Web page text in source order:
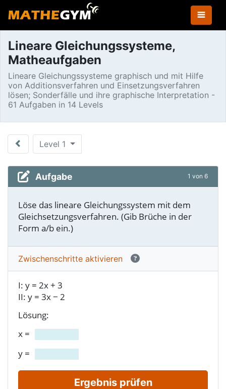
Lineare Gleichungssysteme,
Matheaufgaben
Lineare Gleichungssysteme graphisch und mit Hilfe
von Additionsverfahren und Einsetzungsverfahren
lösen; Sonderfälle und ihre graphische Interpretation -
61 Aufgaben in 14 Levels
Level 1
Aufgabe 1 von 6
Löse das lineare Gleichungssystem mit dem
Gleichsetzungsverfahren. (Gib Brüche in der
Form a/b ein.)
Zwischen­schritte aktivieren
I: y = 2x + 3
II: y = 3x − 2
Lösung:
x =
y =
Ergebnis prüfen